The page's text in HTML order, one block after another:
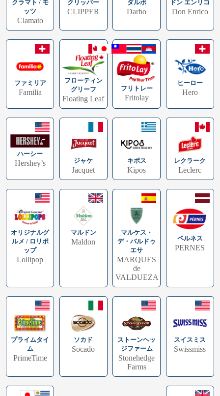
クラマト / モ
ッツ
Clamato
クリッパー
CLIPPER
ダルボ
Darbo
ドン エンリコ
Don Enrico
ファミリア
Familia
フローティン
グリーフ
Floating Leaf
フリトレー
Fritolay
ヒーロー
Hero
ハーシー
Hershey’s ジャケ
Jacquet
キポス
Kipos
レクラーク
Leclerc
オリジナルグ
ルメ / ロリポ
ップ
Lollipop
マルドン
Maldon
マルケス・
デ・バルドゥ
エサ
MARQUES
de
VALDUEZA
ペルネス
PERNES
プライムタイ
ム
PrimeTime
ソカド
Socado
ストーンヘッ
ジファーム
Stonehedge
Farms
スイスミス
Swissmiss